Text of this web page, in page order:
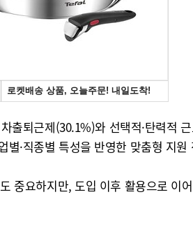
퇴근제(30.1%)와 선택적·탄력적
·직종별 특성을 반영한 맞춤형 지
중요하지만, 도입 이후 활용으로 이